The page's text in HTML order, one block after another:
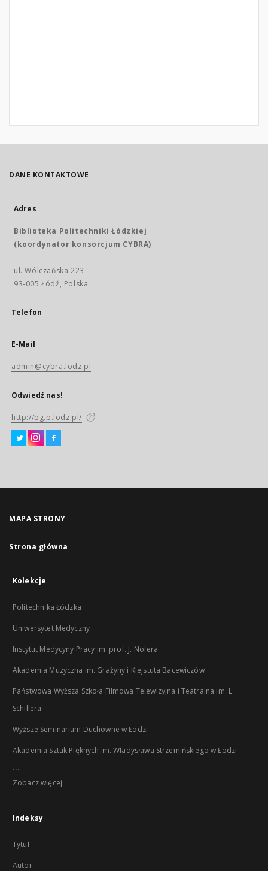
DANE KONTAKTOWE
Adres
Biblioteka Politechniki Łódzkiej
(koordynator konsorcjum CYBRA)
ul. Wólczańska 223
93-005 Łódź, Polska
Telefon
E-Mail
admin@cybra.lodz.pl
Odwiedź nas!
http://bg.p.lodz.pl/
MAPA STRONY
Strona główna
Kolekcje
Politechnika Łódzka
Uniwersytet Medyczny
Instytut Medycyny Pracy im. prof. J. Nofera
Akademia Muzyczna im. Grażyny i Kiejstuta Bacewiczów
Państwowa Wyższa Szkoła Filmowa Telewizyjna i Teatralna im. L.
Schillera
Wyższe Seminarium Duchowne w Łodzi
Akademia Sztuk Pięknych im. Władysława Strzemińskiego w Łodzi
...
Zobacz więcej
Indeksy
Tytuł
Autor